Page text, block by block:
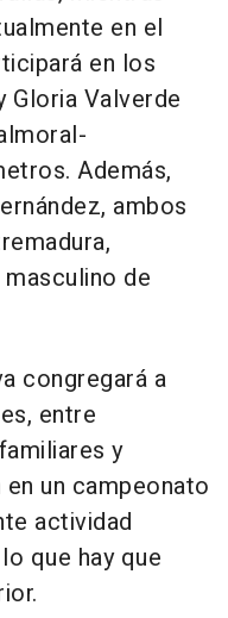
en el
en los
Valverde
Además,
ambos
de
congregará a
entre
y
un campeonato
actividad
que hay que